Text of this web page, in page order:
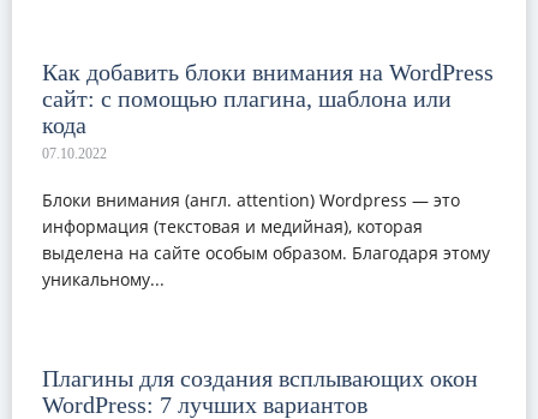
Как добавить блоки внимания на WordPress
сайт: с помощью плагина, шаблона или
кода
Блоки внимания (англ. attention) Wordpress — это
информация (текстовая и медийная), которая
выделена на сайте особым образом. Благодаря этому
уникальному...
Плагины для создания всплывающих окон
WordPress: 7 лучших вариантов